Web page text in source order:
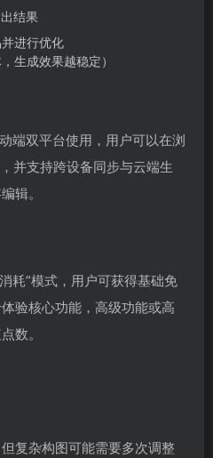
结果
进行优化
生成效果越稳定）
端双平台使用，用户可以在浏
并支持跨设备同步与云端生
辑。
耗”模式，用户可获得基础免
验核心功能，高级功能或高
数。
复杂构图可能需要多次调整